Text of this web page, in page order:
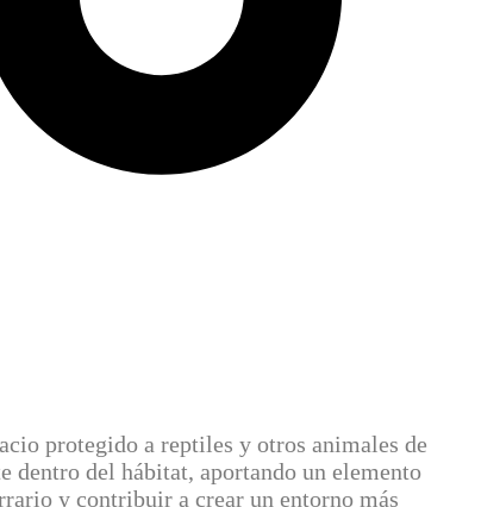
protegido a reptiles y otros animales de
dentro del hábitat, aportando un elemento
y contribuir a crear un entorno más